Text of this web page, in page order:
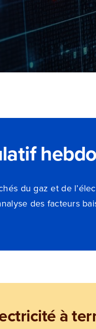
du gaz et de
des facteurs
à